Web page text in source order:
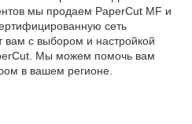
мы продаем PaperCut MF и
сеть
вам с выбором и настройкой
Мы можем помочь вам
в вашем регионе.